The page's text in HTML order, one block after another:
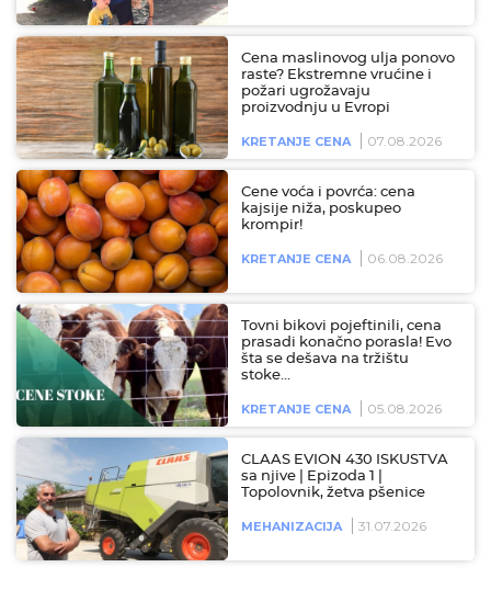
Cena maslinovog ulja ponovo
raste? Ekstremne vrućine i
požari ugrožavaju
proizvodnju u Evropi
KRETANJE CENA 07.08.2026
Cene voća i povrća: cena
kajsije niža, poskupeo
krompir!
KRETANJE CENA 06.08.2026
Tovni bikovi pojeftinili, cena
prasadi konačno porasla! Evo
šta se dešava na tržištu
stoke…
KRETANJE CENA 05.08.2026
CLAAS EVION 430 ISKUSTVA
sa njive | Epizoda 1 |
Topolovnik, žetva pšenice
MEHANIZACIJA 31.07.2026